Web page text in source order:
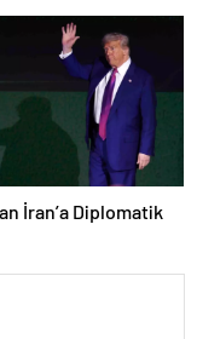
İran’a Diplomatik